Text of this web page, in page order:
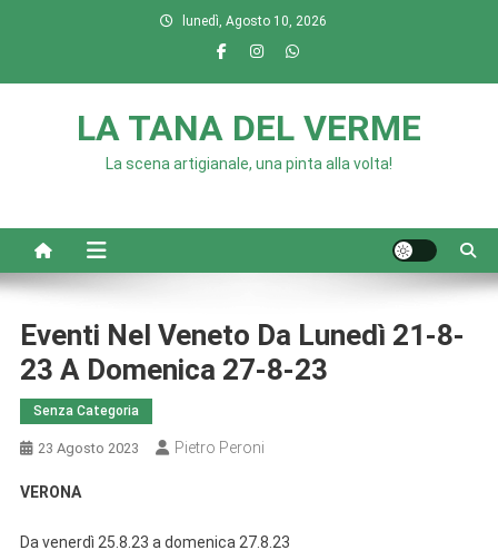
lunedì, Agosto 10, 2026
LA TANA DEL VERME
La scena artigianale, una pinta alla volta!
Eventi Nel Veneto Da Lunedì 21-8-
23 A Domenica 27-8-23
Senza Categoria
23 Agosto 2023 Pietro Peroni
VERONA
Da venerdì 25.8.23 a domenica 27.8.23